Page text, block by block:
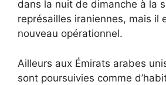
dans la nuit de dimanche à la
représailles iraniennes, mais il
nouveau opérationnel.
Ailleurs aux Émirats arabes
sont poursuivies comme